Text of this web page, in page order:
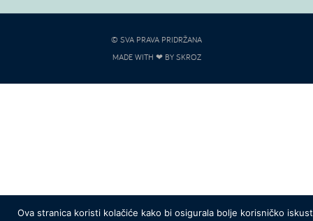
© SVA PRAVA PRIDRŽANA
MADE WITH ❤ BY SKROZ
Ova stranica koristi kolačiće kako bi osigurala bolje korisničko